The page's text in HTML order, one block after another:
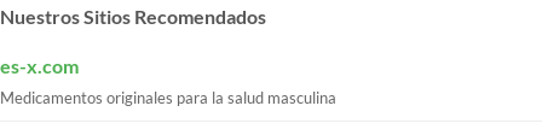
Nuestros Sitios Recomendados
es-x.com
Medicamentos originales para la salud masculina